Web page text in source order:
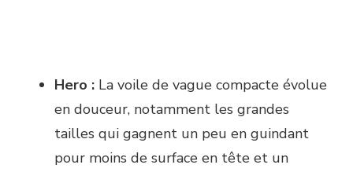
Hero : La voile de vague compacte évolue
en douceur, notamment les grandes
tailles qui gagnent un peu en guindant
pour moins de surface en tête et un